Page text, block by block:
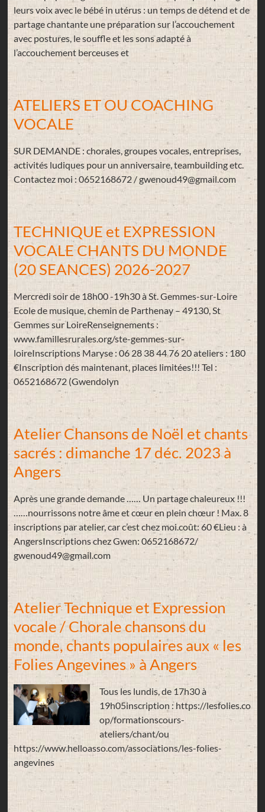
leurs voix avec le bébé in utérus : un temps de détend et de
partage chantante une préparation sur l’accouchement
avec postures, le souffle et les sons adapté à
l’accouchement berceuses et
ATELIERS ET OU COACHING
VOCALE
SUR DEMANDE : chorales, groupes vocales, entreprises,
activités ludiques pour un anniversaire, teambuilding etc.
Contactez moi : 0652168672 / gwenoud49@gmail.com
TECHNIQUE et EXPRESSION
VOCALE CHANTS DU MONDE
(20 SEANCES) 2026-2027
Mercredi soir de 18h00 -19h30 à St. Gemmes-sur-Loire
Ecole de musique, chemin de Parthenay – 49130, St
Gemmes sur LoireRenseignements :
www.famillesrurales.org/ste-gemmes-sur-
loireInscriptions Maryse : 06 28 38 44 76 20 ateliers : 180
€Inscription dés maintenant, places limitées!!! Tel :
0652168672 (Gwendolyn
Atelier Chansons de Noël et chants
sacrés : dimanche 17 déc. 2023 à
Angers
Après une grande demande …… Un partage chaleureux !!!
……nourrissons notre âme et cœur en plein chœur ! Max. 8
inscriptions par atelier, car c’est chez moi.coût: 60 €Lieu : à
AngersInscriptions chez Gwen: 0652168672/
gwenoud49@gmail.com
Atelier Technique et Expression
vocale / Chorale chansons du
monde, chants populaires aux « les
Folies Angevines » à Angers
Tous les lundis, de 17h30 à
19h05inscription : https://lesfolies.co
op/formationscours-
ateliers/chant/ou
https://www.helloasso.com/associations/les-folies-
angevines